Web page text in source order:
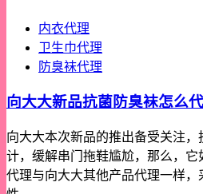
内衣代理
卫生巾代理
防臭袜代理
向大大新品抗菌防臭袜怎么
向大大本次新品的推出备受关注
计，缓解串门拖鞋尴尬，那么，
代理与向大大其他产品代理一样，